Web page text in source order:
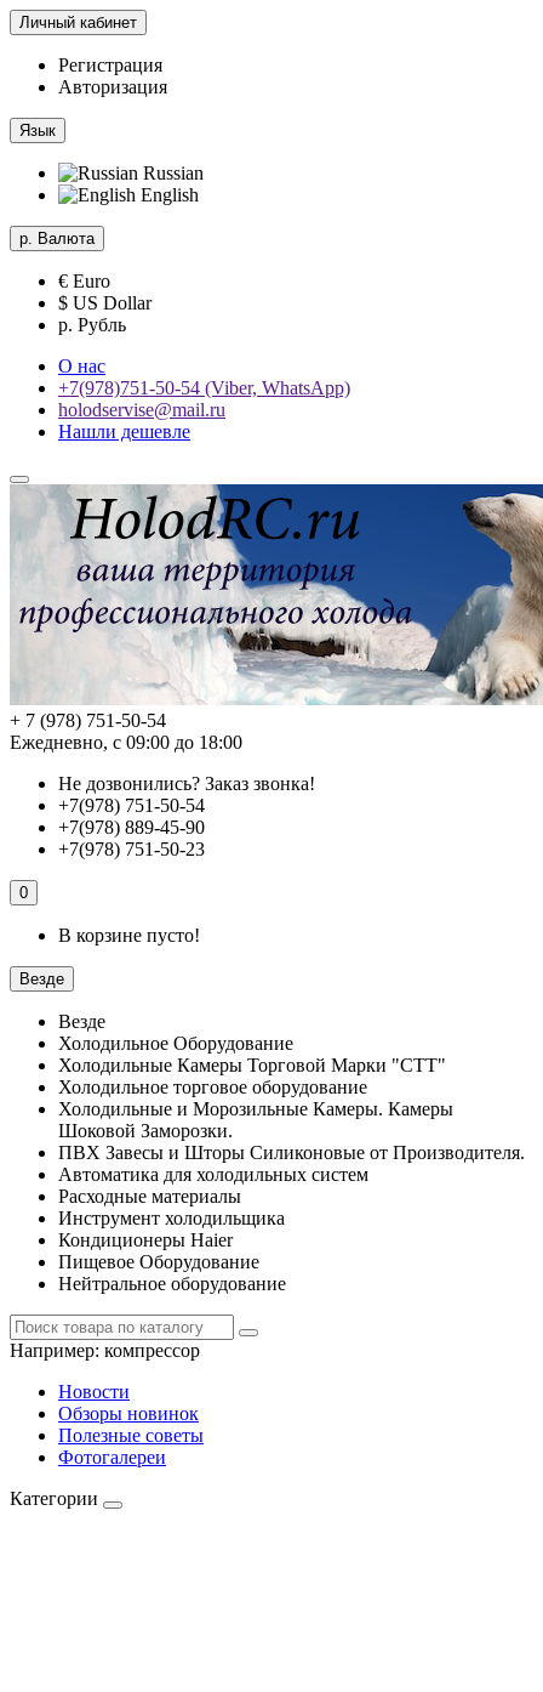
Личный кабинет
Регистрация
Авторизация
Язык
Russian
English
р. Валюта
€ Euro
$ US Dollar
р. Рубль
О нас
+7(978)751-50-54 (Viber, WhatsApp)
holodservise@mail.ru
Нашли дешевле
+ 7 (978) 751-50-54
Ежедневно, с 09:00 до 18:00
Не дозвонились? Заказ звонка!
+7(978) 751-50-54
+7(978) 889-45-90
+7(978) 751-50-23
0
В корзине пусто!
Везде
Везде
Холодильное Оборудование
Холодильные Камеры Торговой Марки "СТТ"
Холодильное торговое оборудование
Холодильные и Морозильные Камеры. Камеры
Шоковой Заморозки.
ПВХ Завесы и Шторы Силиконовые от Производителя.
Автоматика для холодильных систем
Расходные материалы
Инструмент холодильщика
Кондиционеры Haier
Пищевое Оборудование
Нейтральное оборудование
Например: компрессор
Новости
Обзоры новинок
Полезные советы
Фотогалереи
Категории